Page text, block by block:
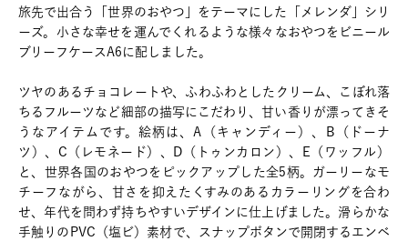
旅先で出合う「世界のおやつ」をテーマにした「メレンダ」シリ
ーズ。小さな幸せを運んでくれるような様々なおやつをビニール
ブリーフケースA6に配しました。
ツヤのあるチョコレートや、ふわふわとしたクリーム、こぼれ落
ちるフルーツなど細部の描写にこだわり、甘い香りが漂ってきそ
うなアイテムです。絵柄は、A（キャンディー）、B（ドーナ
ツ）、C（レモネード）、D（トゥンカロン）、E（ワッフル）
と、世界各国のおやつをピックアップした全5柄。ガーリーなモ
チーフながら、甘さを抑えたくすみのあるカラーリングを合わ
せ、年代を問わず持ちやすいデザインに仕上げました。滑らかな
手触りのPVC（塩ビ）素材で、スナップボタンで開閉するエンベ